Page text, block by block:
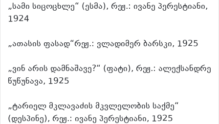
„სამი სიცოცხლე“ (ესმა), რეჟ.: ივანე პერესტიანი,
1924
„ათასის ფასად“რეჟ.: ვლადიმერ ბარსკი, 1925
„ვინ არის დამნაშავე?“ (ფატი), რეჟ.: ალექსანდრე
წუწუნავა, 1925
„ტარიელ მკლავაძის მკვლელობის საქმე“
(დესპინე), რეჟ.: ივანე პერესტიანი, 1925